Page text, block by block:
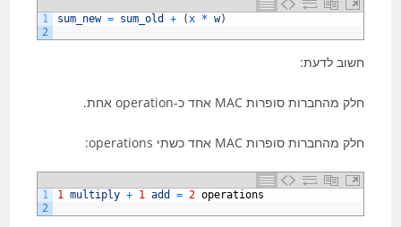
1
2
sum_new = sum_old + (x * w)
חשוב לדעת:
חלק מהחברות סופרות MAC אחד כ-operation אחת.
חלק מהחברות סופרות MAC אחד כשתי operations:
1
2
1 multiply + 1 add = 2 operations